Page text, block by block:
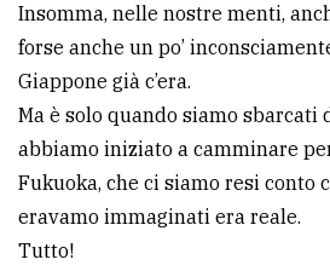
Insomma, nelle nostre menti,
forse anche un po’
Giappone già c’era.
Ma è solo quando siamo sbarcati
abbiamo iniziato a camminare
Fukuoka, che ci siamo resi conto
eravamo immaginati era reale.
Tutto!